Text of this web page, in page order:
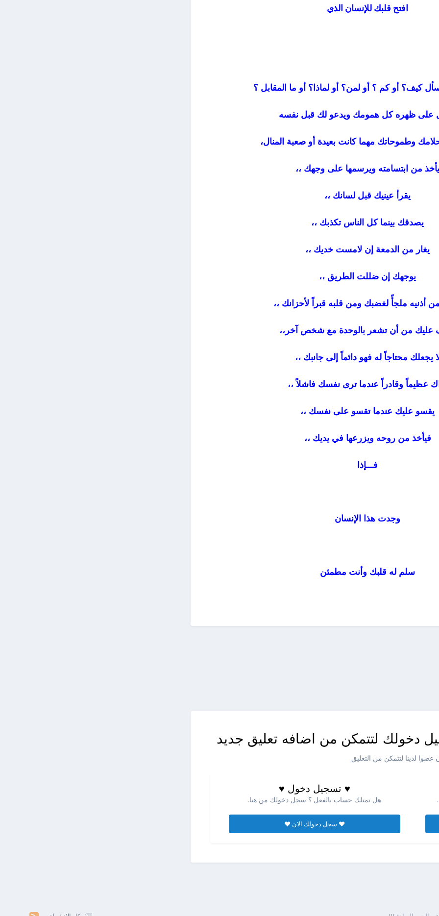
افتح قلبك للإنسان الذي
كيف؟ أو كم ؟ أو لمن؟ أو لماذا؟ أو ما المقابل ؟
على ظهره كل همومك ويدعو لك قبل نفسه
وطموحاتك مهما كانت بعيدة أو صعبة المنال،
يأخذ من ابتسامته ويرسمها على وجهك ،،
يقرأ عينيك قبل لسانك ،،
يصدقك بينما كل الناس تكذبك ،،
يغار من الدمعة إن لامست خديك ،،
يوجهك إن ضللت الطريق ،،
أذنيه ملجأً لغضبك ومن قلبه قبراً لأحزانك ،،
عليك من أن تشعر بالوحدة مع شخص آخر،،
يجعلك محتاجاً له فهو دائماً إلى جانبك ،،
عظيماً وقادراً عندما ترى نفسك فاشلاً ،،
يقسو عليك عندما تقسو على نفسك ،،
فيأخذ من روحه ويزرعها في يديك ،،
فـــإذا
وجدت هذا الإنسان
سلم له قلبك وأنت مطمئن
دخولك لتتمكن من اضافه تعليق جديد
لدينا لتتمكن من التعليق
♥ تسجيل دخول ♥
هل تمتلك حساب بالفعل ؟ سجل دخولك من هنا.
♥ سجل دخولك الان ♥